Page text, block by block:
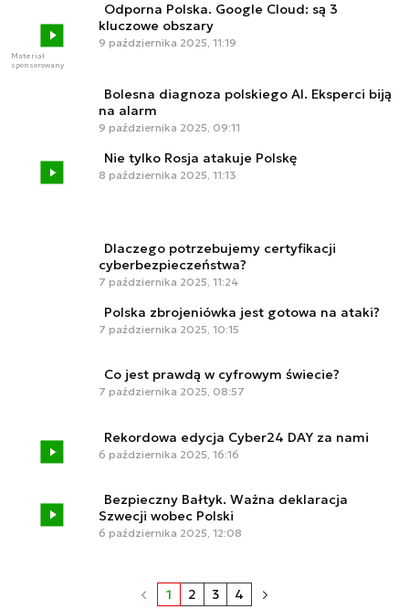
Materiał
sponsorowany
Odporna Polska. Google Cloud: są 3
kluczowe obszary
9 października 2025, 11:19
Bolesna diagnoza polskiego AI. Eksperci biją
na alarm
9 października 2025, 09:11
Nie tylko Rosja atakuje Polskę
8 października 2025, 11:13
Dlaczego potrzebujemy certyfikacji
cyberbezpieczeństwa?
7 października 2025, 11:24
Polska zbrojeniówka jest gotowa na ataki?
7 października 2025, 10:15
Co jest prawdą w cyfrowym świecie?
7 października 2025, 08:57
Rekordowa edycja Cyber24 DAY za nami
6 października 2025, 16:16
Bezpieczny Bałtyk. Ważna deklaracja
Szwecji wobec Polski
6 października 2025, 12:08
1 2 3 4